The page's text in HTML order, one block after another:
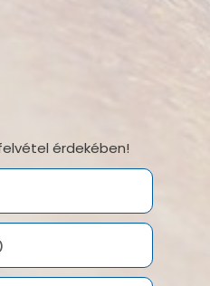
érdekében!